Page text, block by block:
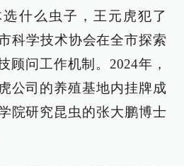
什么虫子，王元虎犯了
科学技术协会在全市探索
顾问工作机制。2024年，
公司的养殖基地内挂牌成
院研究昆虫的张大鹏博士